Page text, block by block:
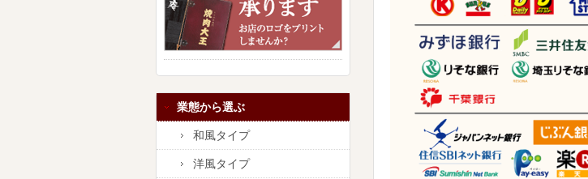
業態から選ぶ
和風タイプ
洋風タイプ